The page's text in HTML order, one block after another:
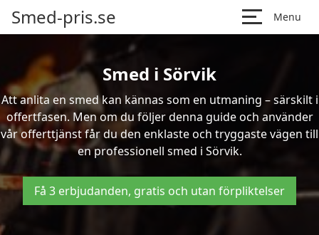
Smed-pris.se Menu
Smed i Sörvik
Att anlita en smed kan kännas som en utmaning – särskilt i
offertfasen. Men om du följer denna guide och använder
vår offerttjänst får du den enklaste och tryggaste vägen till
en professionell smed i Sörvik.
Få 3 erbjudanden, gratis och utan förpliktelser